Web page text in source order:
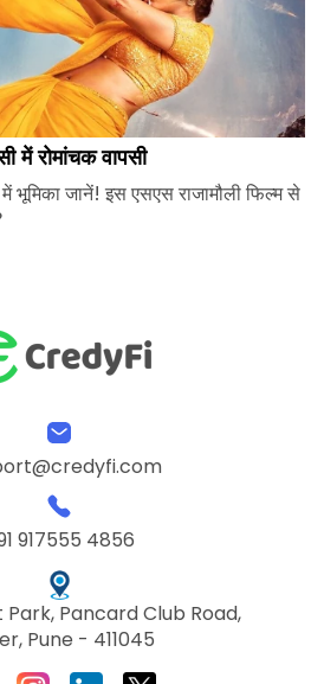
में रोमांचक वापसी
में भूमिका जानें! इस एसएस राजामौली फिल्म से
917555 4856
Park, Pancard Club Road,
Pune - 411045